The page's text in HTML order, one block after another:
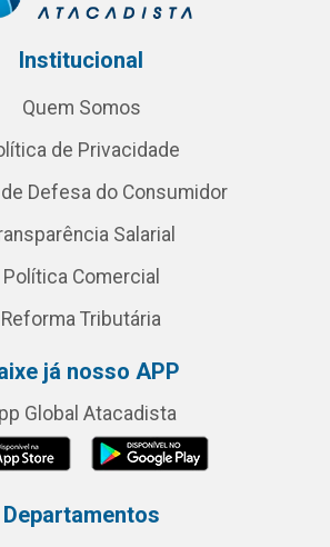
Institucional
Quem Somos
de Privacidade
Defesa do Consumidor
Salarial
Política Comercial
Reforma Tributária
já nosso APP
Global Atacadista
Departamentos